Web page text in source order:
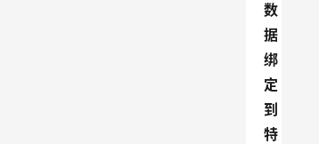
数
据
绑
定
到
特